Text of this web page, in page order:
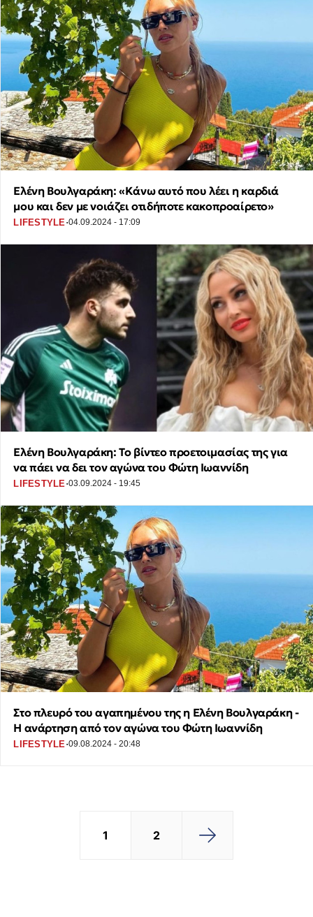
Ελένη Βουλγαράκη: «Κάνω αυτό που λέει η καρδιά
μου και δεν με νοιάζει οτιδήποτε κακοπροαίρετο»
LIFESTYLE ·04.09.2024 - 17:09
Ελένη Βουλγαράκη: Το βίντεο προετοιμασίας της για
να πάει να δει τον αγώνα του Φώτη Ιωαννίδη
LIFESTYLE ·03.09.2024 - 19:45
Στο πλευρό του αγαπημένου της η Ελένη Βουλγαράκη -
Η ανάρτηση από τον αγώνα του Φώτη Ιωαννίδη
LIFESTYLE ·09.08.2024 - 20:48
1 2